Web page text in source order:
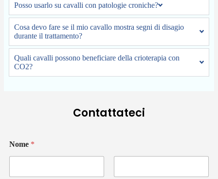
Posso usarlo su cavalli con patologie croniche?
Cosa devo fare se il mio cavallo mostra segni di disagio
durante il trattamento?
Quali cavalli possono beneficiare della crioterapia con
CO2?
Contattateci
Nome *